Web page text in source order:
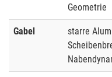
Geometrie
Gabel
starre